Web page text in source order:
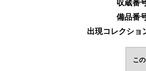
収蔵番
備品番
出現コレクショ
こ